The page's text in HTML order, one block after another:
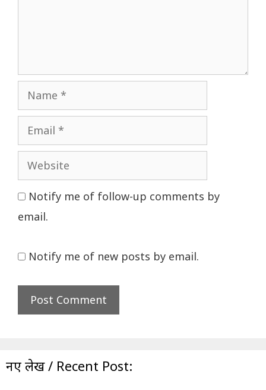
Name
Email
Website
Notify me of follow-up comments by
email.
Notify me of new posts by email.
नए लेख / Recent Post: